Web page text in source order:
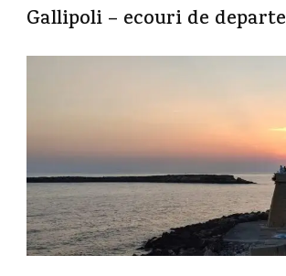
Gallipoli – ecouri de departe